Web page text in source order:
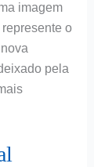
imagem
o
pela